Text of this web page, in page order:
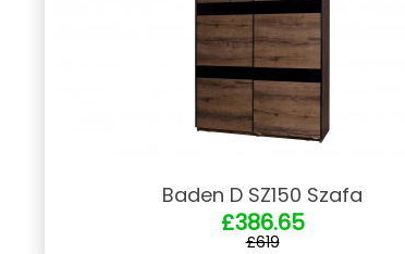
Baden D SZ150 Szafa
£386.65
£619